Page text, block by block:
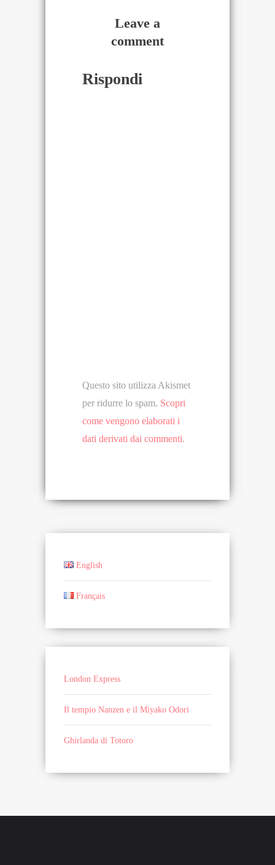
Leave a
comment
Rispondi
Questo sito utilizza Akismet
per ridurre lo spam. Scopri
come vengono elaborati i
dati derivati dai commenti.
English
Français
London Express
Il tempio Nanzen e il Miyako Odori
Ghirlanda di Totoro